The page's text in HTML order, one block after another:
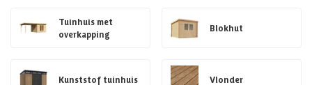
Tuinhuis met
overkapping
Blokhut
Kunststof tuinhuis Vlonder